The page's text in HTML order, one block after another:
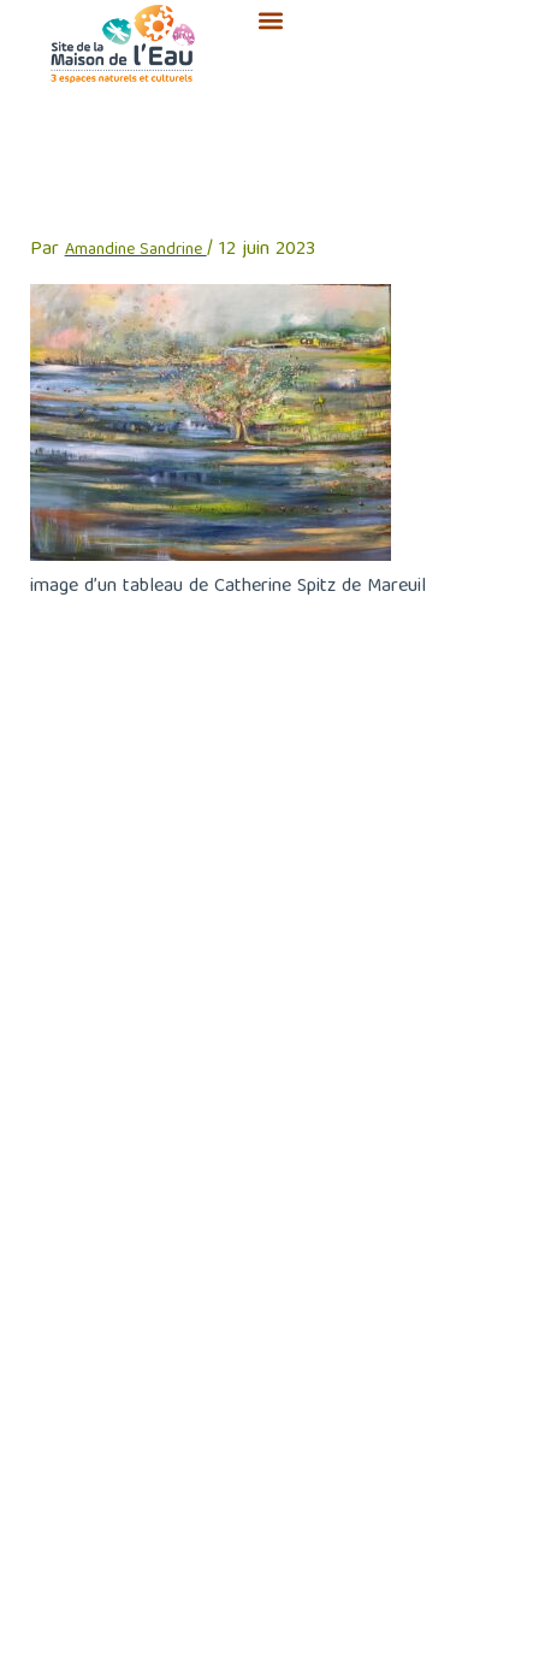
contenu
ParAmandine Sandrine/12 juin 2023
image d’un tableau de Catherine Spitz de Mareuil